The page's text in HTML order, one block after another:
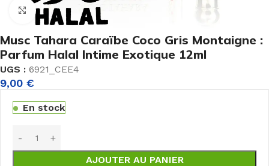
Agrandir
Musc Tahara Caraïbe Coco Gris Montaigne :
Parfum Halal Intime Exotique 12ml
UGS : 6921_CEE4
9,00 €
En stock
AJOUTER AU PANIER